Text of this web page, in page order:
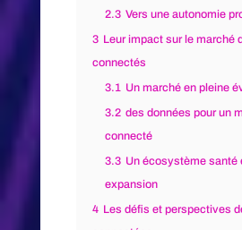
2.3 Vers une autonomie
3 Leur impact sur le marché
connectés
3.1 Un marché en pleine
3.2 des données pour un
connecté
3.3 Un écosystème santé
expansion
4 Les défis et perspectives